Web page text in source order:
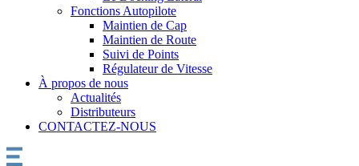
Fonctions Autopilote
Maintien de Cap
Maintien de Route
Suivi de Points
Régulateur de Vitesse
À propos de nous
Actualités
Distributeurs
CONTACTEZ-NOUS